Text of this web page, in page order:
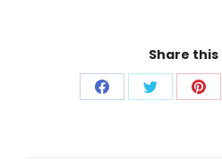
Share this
Share Share